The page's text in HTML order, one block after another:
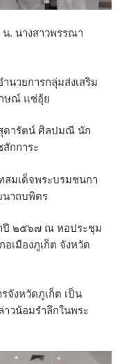
. นางสาวพรรณา
นวยการกลุ่มส่งเสริม
ษณ์ แซ่อุ้ย
ดารัตน์ ศิลปมณี นัก
กการะ
มเด็จพระบรมชนกา
นาถบพิตร
ปี ๒๕๖๗ ณ หอประชุม
เมืองภูเก็ต จังหวัด
จังหวัดภูเก็ต เป็น
วน้อมรำลึกในพระ